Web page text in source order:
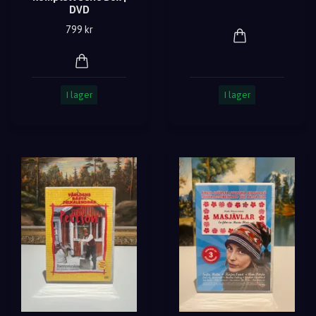
DVD
799 kr
I lager I lager